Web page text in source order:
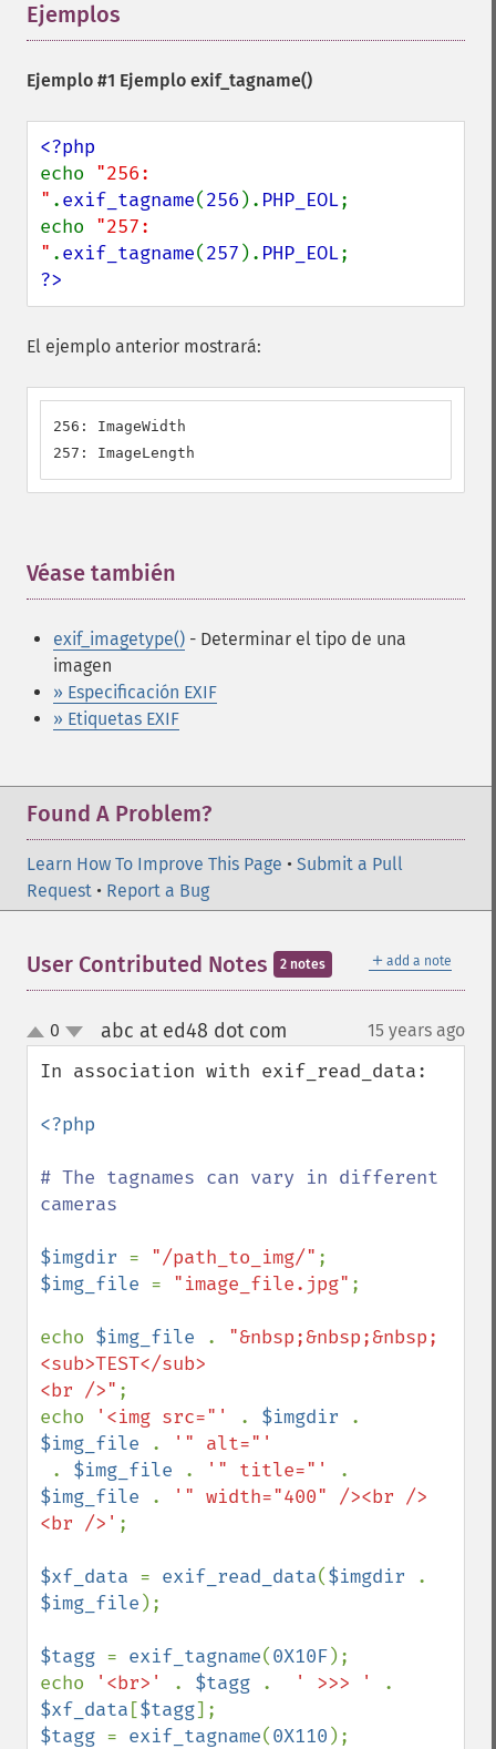
Ejemplos
Ejemplo #1 Ejemplo exif_tagname()
echo "256:
" .exif_tagname(256 ). PHP_EOL;
echo "257:
" .exif_tagname(257 ). PHP_EOL
?>
El ejemplo anterior mostrará:
256: ImageWidth
257: ImageLength
Véase también
exif_imagetype() - Determinar el tipo de una
imagen
» Especificación EXIF
» Etiquetas EXIF
Found A Problem?
Learn How To Improve This Page • Submit a Pull
Request • Report a Bug
＋ add a note
User Contributed Notes 2 notes
up
down
0 abc at ed48 dot com 15 years ago
In association with exif_read_data:
<?php
# The tagnames can vary in different
cameras
$imgdir = "/path_to_img/"
$img_file = "image_file.jpg" ;
echo $img_file . "&nbsp;&nbsp;&nbsp;
<sub>TEST</sub>
<br />" ;
echo
'<img src="' . $imgdir
$img_file
.
'" alt="'
. $img_file . '" title="'
$img_file
.
'" width="400" /><br />
<br />' ;
$xf_data = exif_read_data($imgdir
$img_file );
$tagg = exif_tagname(0X10F);
echo
'<br>' . $tagg . ' >>> '
$xf_data [$tagg
$tagg = exif_tagname(0X110 );